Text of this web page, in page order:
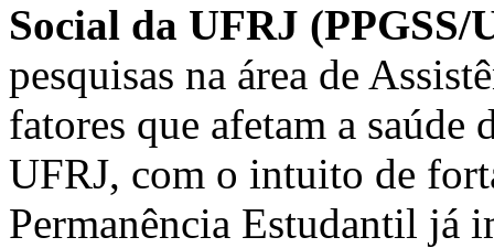
Social da UFRJ (PPGSS/
pesquisas na área de
fatores que afetam a saúde
UFRJ, com o intuito de
Permanência Estudantil já